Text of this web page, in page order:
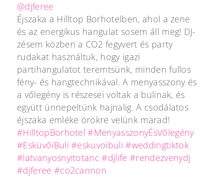
@djferee
Éjszaka a Hilltop Borhotelben, ahol a zene
és az energikus hangulat sosem áll meg! DJ-
zésem közben a CO2 fegyvert és party
rudakat használtuk, hogy igazi
partihangulatot teremtsünk, minden fullos
fény- és hangtechnikával. A menyasszony és
a vőlegény is részesei voltak a bulinak, és
együtt ünnepeltünk hajnalig. A csodálatos
éjszaka emléke örökre velünk marad!
#HilltopBorhotel #MenyasszonyÉsVőlegény
#EsküvőiBuli #eskuvoibuli #weddingtiktok
#latvanyosnyitotanc #djlife #rendezvenydj
#djferee #co2cannon